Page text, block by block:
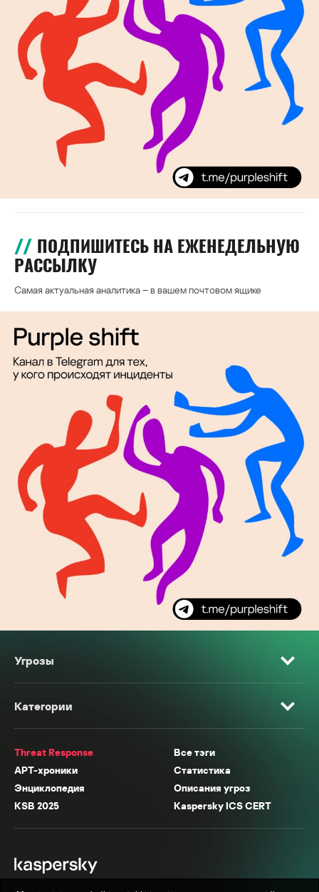
ПОДПИШИТЕСЬ НА ЕЖЕНЕДЕЛЬНУЮ
РАССЫЛКУ
Самая актуальная аналитика – в вашем почтовом ящике
Угрозы
Категории
Threat Response
Все тэги
APT-хроники
Статистика
Энциклопедия
Описания угроз
KSB 2025
Kaspersky ICS CERT